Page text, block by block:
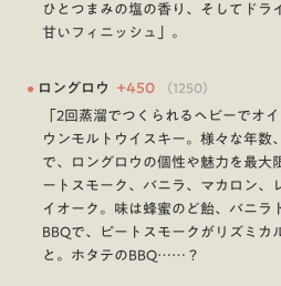
ひとつまみの塩の香り、そしてドラ
甘いフィニッシュ」。
● ロングロウ +450 （1250）
「2回蒸溜でつくられるヘビーでオ
ウンモルトウイスキー。様々な年数
で、ロングロウの個性や魅力を最大
ートスモーク、バニラ、マカロン、
イオーク。味は蜂蜜のど飴、バニラ
BBQで、ピートスモークがリズミカ
と。ホタテのBBQ……？